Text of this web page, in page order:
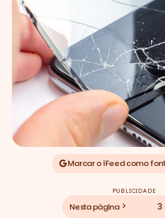
Marcar o iFeed como
PUBLICIDADE
Nesta página 3